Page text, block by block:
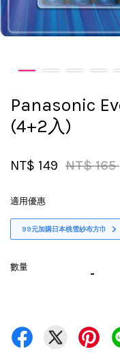
Panasonic
(4+2入)
NT$ 149 NT$ 165
適用優惠
99元加購日本桃雪紗布方巾
數量 -